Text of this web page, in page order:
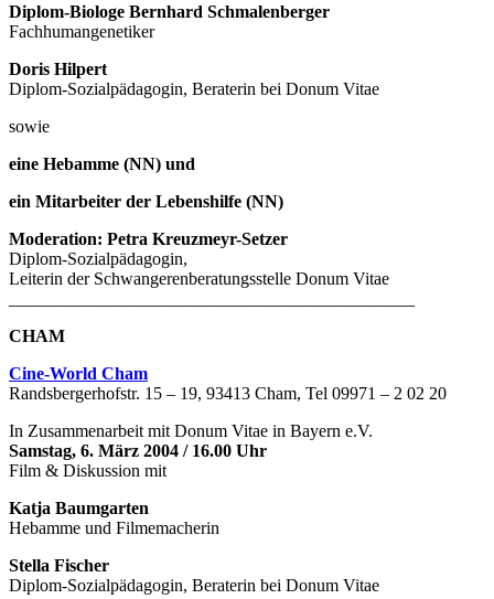
Diplom-Biologe Bernhard Schmalenberger
Fachhumangenetiker
Doris Hilpert
Diplom-Sozialpädagogin, Beraterin bei Donum Vitae
sowie
eine Hebamme (NN) und
ein Mitarbeiter der Lebenshilfe (NN)
Moderation: Petra Kreuzmeyr-Setzer
Diplom-Sozialpädagogin,
Leiterin der Schwangerenberatungsstelle Donum Vitae
CHAM
Cine-World Cham
Randsbergerhofstr. 15 – 19, 93413 Cham, Tel 09971 – 2 02 20
In Zusammenarbeit mit Donum Vitae in Bayern e.V.
Samstag, 6. März 2004 / 16.00 Uhr
Film & Diskussion mit
Katja Baumgarten
Hebamme und Filmemacherin
Stella Fischer
Diplom-Sozialpädagogin, Beraterin bei Donum Vitae